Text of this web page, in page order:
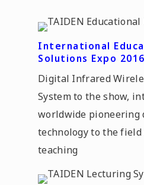
International
Solutions Expo 2016
Digital Infrared
System to the show,
worldwide
technology to the
teaching